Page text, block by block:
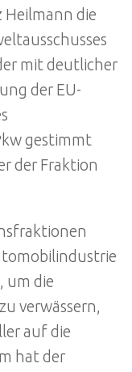
Heilmann die
mit deutlicher
der EU-
gestimmt
der Fraktion
um die
verwässern,
auf die
hat der